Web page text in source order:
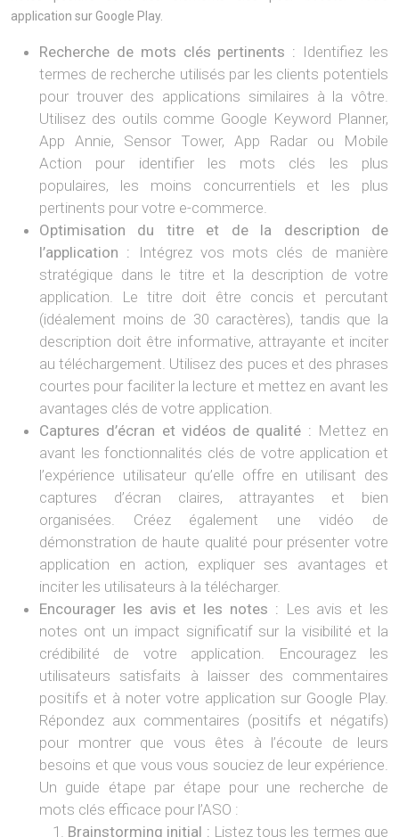
application sur Google Play.
Recherche de mots clés pertinents : Identifiez les
termes de recherche utilisés par les clients potentiels
pour trouver des applications similaires à la vôtre.
Utilisez des outils comme Google Keyword Planner,
App Annie, Sensor Tower, App Radar ou Mobile
Action pour identifier les mots clés les plus
populaires, les moins concurrentiels et les plus
pertinents pour votre e-commerce.
Optimisation du titre et de la description de
l’application :
Intégrez vos mots clés de manière
stratégique dans le titre et la description de votre
application. Le titre doit être concis et percutant
(idéalement moins de 30 caractères), tandis que la
description doit être informative, attrayante et inciter
au téléchargement. Utilisez des puces et des phrases
courtes pour faciliter la lecture et mettez en avant les
avantages clés de votre application.
Captures d’écran et vidéos de qualité : Mettez en
avant les fonctionnalités clés de votre application et
l’expérience utilisateur qu’elle offre en utilisant des
captures d’écran claires, attrayantes et bien
organisées. Créez également une vidéo de
démonstration de haute qualité pour présenter votre
application en action, expliquer ses avantages et
inciter les utilisateurs à la télécharger.
Encourager les avis et les notes : Les avis et les
notes ont un impact significatif sur la visibilité et la
crédibilité de votre application. Encouragez les
utilisateurs satisfaits à laisser des commentaires
positifs et à noter votre application sur Google Play.
Répondez aux commentaires (positifs et négatifs)
pour montrer que vous êtes à l’écoute de leurs
besoins et que vous vous souciez de leur expérience.
Un guide étape par étape pour une recherche de
mots clés efficace pour l’ASO :
Brainstorming initial : Listez tous les termes que